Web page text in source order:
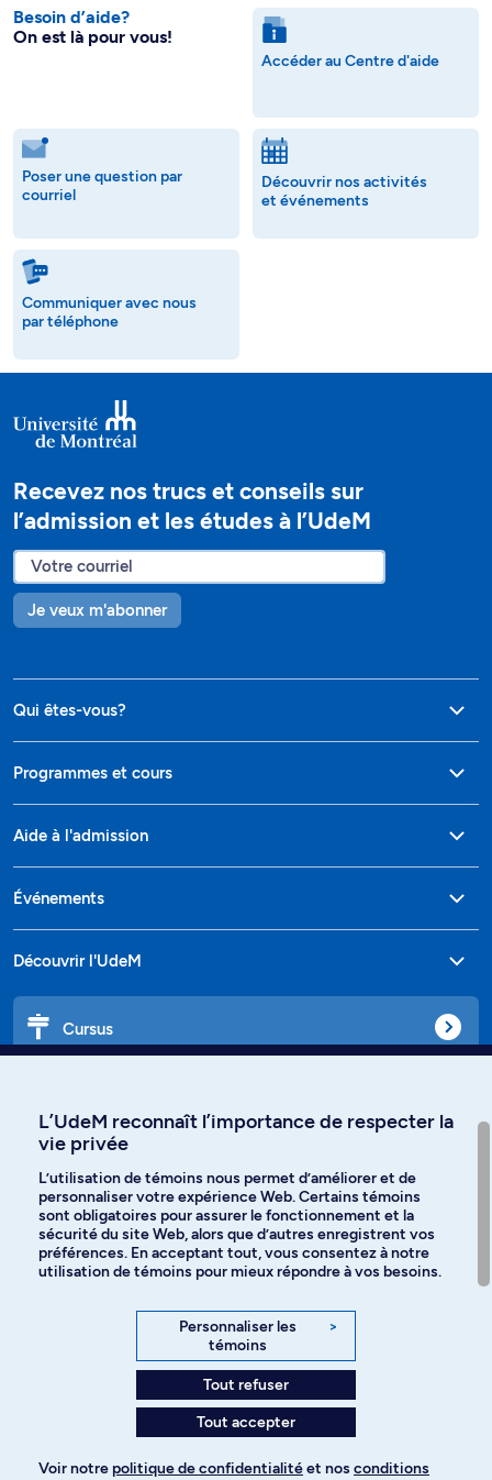
Besoin d’aide?
On est là pour vous!
Accéder au Centre d'aide
Poser une question par
courriel
Découvrir nos activités
et événements
Communiquer avec nous
par téléphone
Recevez nos trucs et conseils sur
l’admission et les études à l’UdeM
Je veux m'abonner
Qui êtes-vous?
Programmes et cours
Aide à l'admission
Événements
Découvrir l'UdeM
Cursus
Langues
Facebook Instagram
YouTube
Politique de confidentialité
L’UdeM reconnaît l’importance de respecter la
vie privée
L’utilisation de témoins nous permet d’améliorer et de
personnaliser votre expérience Web. Certains témoins
sont obligatoires pour assurer le fonctionnement et la
sécurité du site Web, alors que d’autres enregistrent vos
préférences. En acceptant tout, vous consentez à notre
utilisation de témoins pour mieux répondre à vos besoins.
Personnaliser les
témoins
>
Tout refuser
Tout accepter
Voir notre politique de confidentialitéet nos conditions